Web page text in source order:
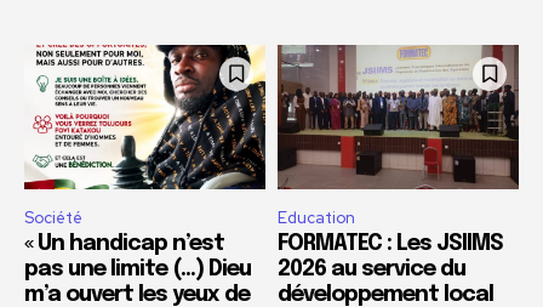
Société
« Un handicap n’est
pas une limite (…) Dieu
m’a ouvert les yeux de
Education
FORMATEC : Les JSIIMS
2026 au service du
développement local